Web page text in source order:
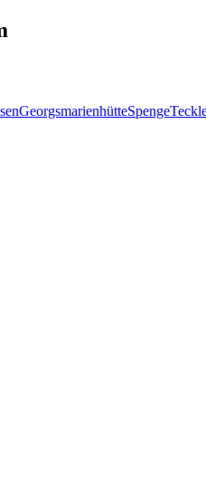
GeorgsmarienhütteSpenge